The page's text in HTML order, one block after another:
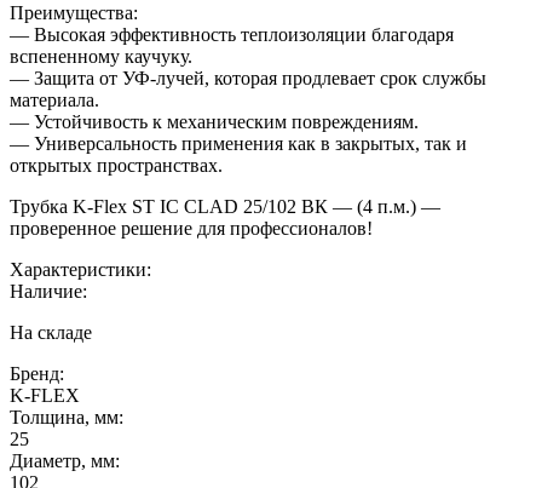
Преимущества:
— Высокая эффективность теплоизоляции благодаря
вспененному каучуку.
— Защита от УФ-лучей, которая продлевает срок службы
материала.
— Устойчивость к механическим повреждениям.
— Универсальность применения как в закрытых, так и
открытых пространствах.
Трубка K-Flex ST IC CLAD 25/102 ВК — (4 п.м.) —
проверенное решение для профессионалов!
Характеристики:
Наличие:
На складе
Бренд:
K-FLEX
Толщина, мм:
25
Диаметр, мм:
102